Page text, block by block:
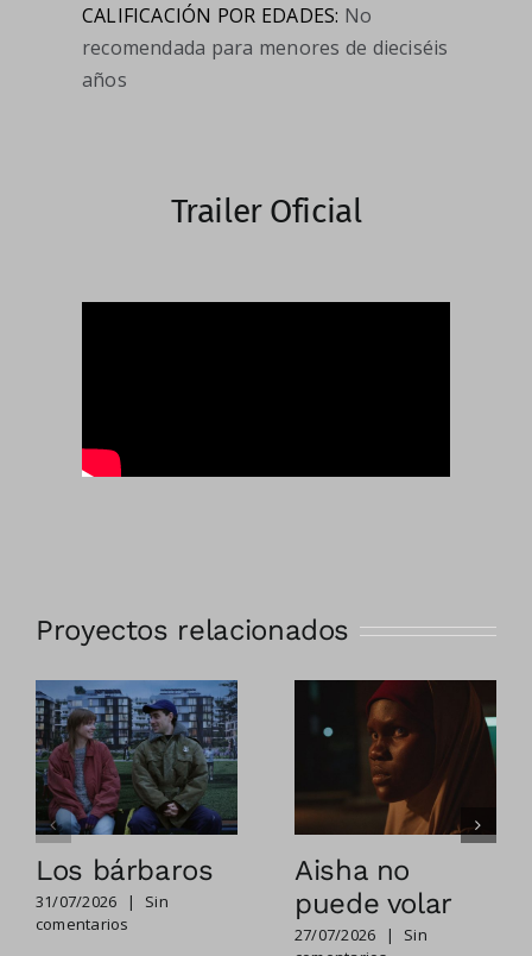
CALIFICACIÓN POR EDADES: No
recomendada para menores de dieciséis
años
Trailer Oficial
Proyectos relacionados
Los bárbaros
31/07/2026 |
Sin
comentarios
Aisha no
puede volar
27/07/2026 |
Sin